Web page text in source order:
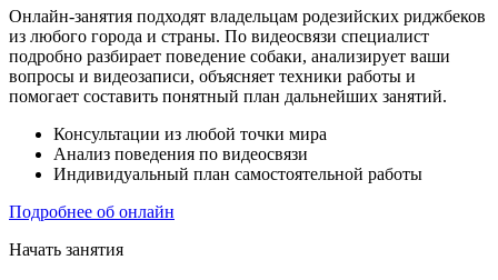
Онлайн-занятия подходят владельцам родезийских риджбеков
из любого города и страны. По видеосвязи специалист
подробно разбирает поведение собаки, анализирует ваши
вопросы и видеозаписи, объясняет техники работы и
помогает составить понятный план дальнейших занятий.
Консультации из любой точки мира
Анализ поведения по видеосвязи
Индивидуальный план самостоятельной работы
Подробнее об онлайн
Начать занятия